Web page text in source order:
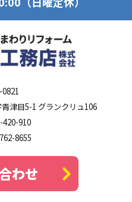
0821
津目5-1 グランクリュ106
420-910
8655
わせ